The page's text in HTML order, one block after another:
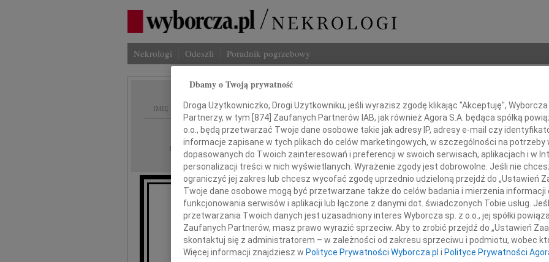
Nekrologi Odeszli Poradnik pogrzebowy
IMIĘ I NAZWISKO:
REGION: Warszawa
DATA EMISJI: 01.09.2009
Dr. inż. Sławomirowi Pietrkowi
Imię i
INNE
Asia
Asia
Z
Dbamy o Twoją prywatność
Droga Użytkowniczko, Drogi Użytkowniku, jeśli wyrazisz zgodę klikając "Akceptuję",
Partnerzy, w tym [ 874 ] Zaufanych Partnerów IAB, jak również Agora S.A. będąca spółką
o.o., będą przetwarzać Twoje dane osobowe takie jak adresy IP, adresy e-mail czy
informacje zapisane w tych plikach do celów marketingowych, w szczególności na potrzeby
dopasowanych do Twoich zainteresowań i preferencji w swoich serwisach, aplikacjach i w
personalizacji treści w nich wyświetlanych. Wyrażenie zgody jest dobrowolne. Jeśli nie
ograniczyć jej zakres lub chcesz wycofać zgodę uprzednio udzieloną przejdź do „Ustawień
Twoje dane osobowe mogą być przetwarzane także do celów badania i mierzenia
funkcjonowania serwisów i aplikacji lub łączone z danymi dot. świadczonych Tobie usług.
przetwarzania Twoich danych jest uzasadniony interes Wyborcza sp. z o.o., jej spółki
Zaufanych Partnerów, masz prawo wyrazić sprzeciw. Aby to zrobić przejdź do „Ustawień
skontaktuj się z administratorem – w zależności od zakresu sprzeciwu i podmiotu, wobec
Więcej informacji znajdziesz w Polityce Prywatności Wyborcza.pl i Polityce Prywatności